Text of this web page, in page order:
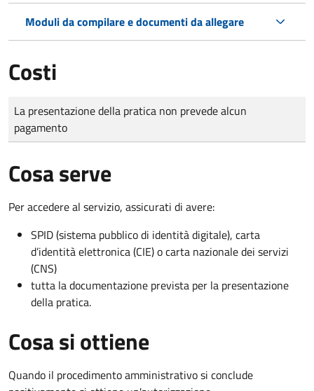
Moduli da compilare e documenti da allegare
Costi
Tipo di pagamento
Importo
La presentazione della pratica non prevede alcun
pagamento
Cosa serve
Per accedere al servizio, assicurati di avere:
SPID (sistema pubblico di identità digitale), carta
d’identità elettronica (CIE) o carta nazionale dei servizi
(CNS)
tutta la documentazione prevista per la presentazione
della pratica.
Cosa si ottiene
Quando il procedimento amministrativo si conclude